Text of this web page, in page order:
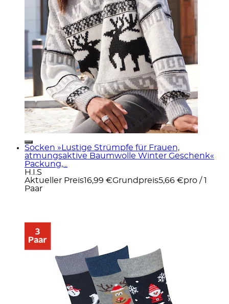
Socken »Lustige Strümpfe für Frauen,
atmungsaktive Baumwolle Winter Geschenk«
Packung,...
H.I.S
Aktueller Preis16,99 €Grundpreis5,66 €pro / 1
Paar